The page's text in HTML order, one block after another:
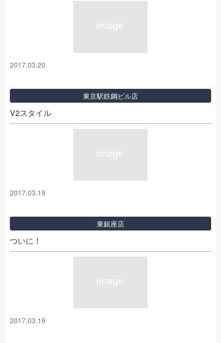
2017.03.20
東京駅鉄鋼ビル店
V2スタイル
2017.03.19
東銀座店
ついに！
2017.03.19